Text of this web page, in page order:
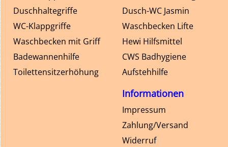
Dusch-WC Jasmin
Waschbecken Lifte
Hewi Hilfsmittel
CWS Badhygiene
Aufstehhilfe
Duschhaltegriffe
WC-Klappgriffe
Waschbecken mit Griff
Badewannenhilfe
Toilettensitzerhöhung
Informationen
Impressum
Zahlung/Versand
Widerruf